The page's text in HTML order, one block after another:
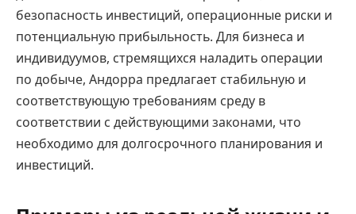
безопасность инвестиций, операционные риски и
потенциальную прибыльность. Для бизнеса и
индивидуумов, стремящихся наладить операции
по добыче, Андорра предлагает стабильную и
соответствующую требованиям среду в
соответствии с действующими законами, что
необходимо для долгосрочного планирования и
инвестиций.